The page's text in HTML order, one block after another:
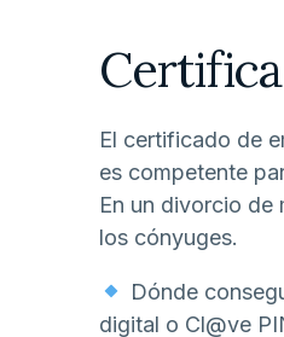
El certificado de
es competente
En un divorcio de
los cónyuges.
Dónde
digital o Cl@ve